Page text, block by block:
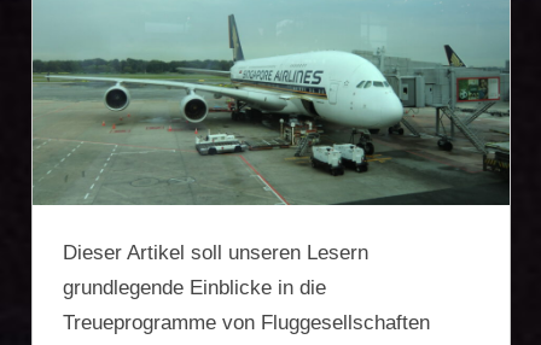
Firmengründung,
Vermögensschutz,
Zweitwohnsitz,
Reiseoptimierung
Dieser Artikel soll unseren Lesern
grundlegende Einblicke in die
Treueprogramme von Fluggesellschaften